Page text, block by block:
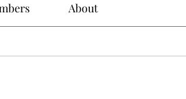
About